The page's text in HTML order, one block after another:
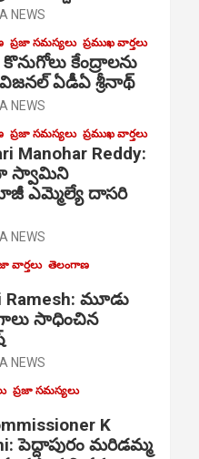
NEWS
ప్రజా సమస్యలు ప్రముఖ వార్తలు
కొనుగోలు కేంద్రాల‌ను
ఏడీఏ శ్రీనాథ్
NEWS
ప్రజా సమస్యలు ప్రముఖ వార్తలు
Manohar Reddy:
స్వామిని
ఎమ్మెల్యే దాసరి
NEWS
వార్తలు తెలంగాణ
Ramesh: మూడు
సాధించిన
NEWS
ప్రజా సమస్యలు
K
పెద్దాపురం మరిడమ్మ